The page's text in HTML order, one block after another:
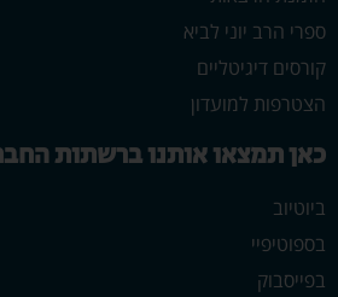
ספרי הרב יוני לביא
קורסים דיגיטליים
הצטרפות למועדון
כאן תמצאו אותנו ברשתות
ביוטיוב
בספוטיפיי
בפייסבוק